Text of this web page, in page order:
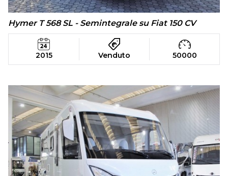
Hymer T 568 SL - Semintegrale su Fiat 150 CV
2015 Venduto 50000